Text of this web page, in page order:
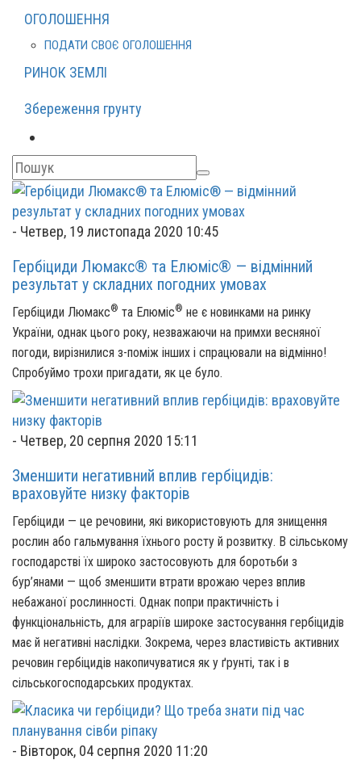
ОГОЛОШЕННЯ
ПОДАТИ СВОЄ ОГОЛОШЕННЯ
РИНОК ЗЕМЛІ
Збереження грунту
- Четвер, 19 листопада 2020 10:45
Гербіциди Люмакс® та Елюміс® — відмінний
результат у складних погодних умовах
Гербіциди Люмакс® та Елюміс® не є новинками на ринку
України, однак цього року, незважаючи на примхи весняної
погоди, вирізнилися з-поміж інших і спрацювали на відмінно!
Спробуймо трохи пригадати, як це було.
- Четвер, 20 серпня 2020 15:11
Зменшити негативний вплив гербіцидів:
враховуйте низку факторів
Гербіциди — це речовини, які використовують для знищення
рослин або гальмування їхнього росту й розвитку. В сільському
господарстві їх широко застосовують для боротьби з
бур’янами — щоб зменшити втрати врожаю через вплив
небажаної рослинності. Однак попри практичність і
функціональність, для аграріїв широке застосування гербіцидів
має й негативні наслідки. Зокрема, через властивість активних
речовин гербіцидів накопичуватися як у ґрунті, так і в
сільськогосподарських продуктах.
- Вівторок, 04 серпня 2020 11:20